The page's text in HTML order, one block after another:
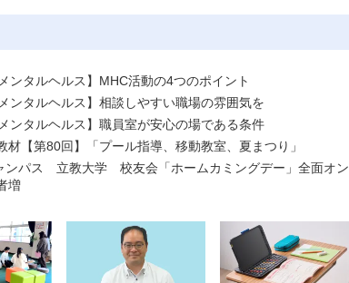
ンタルヘルス】MHC活動の4つのポイント
ンタルヘルス】相談しやすい職場の雰囲気を
ンタルヘルス】職員室が安心の場である条件
材【第80回】「プール指導、移動教室、夏まつり」
ンパス 立教大学 校友会「ホームカミングデー」全面オン
増